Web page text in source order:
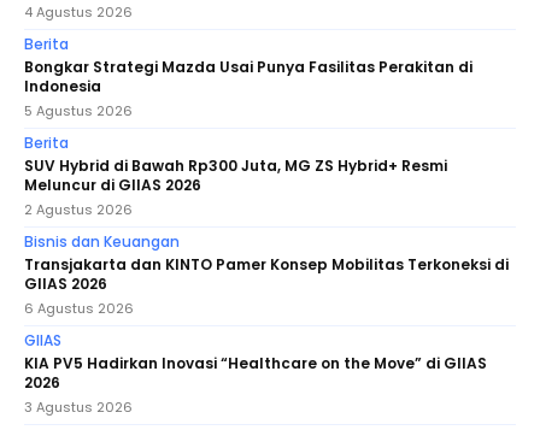
4 Agustus 2026
Berita
Bongkar Strategi Mazda Usai Punya Fasilitas Perakitan di
Indonesia
5 Agustus 2026
Berita
SUV Hybrid di Bawah Rp300 Juta, MG ZS Hybrid+ Resmi
Meluncur di GIIAS 2026
2 Agustus 2026
Bisnis dan Keuangan
Transjakarta dan KINTO Pamer Konsep Mobilitas Terkoneksi di
GIIAS 2026
6 Agustus 2026
GIIAS
KIA PV5 Hadirkan Inovasi “Healthcare on the Move” di GIIAS
2026
3 Agustus 2026